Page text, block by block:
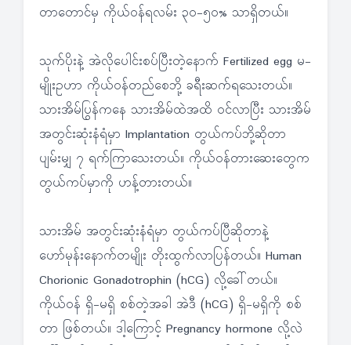
တာတောင်မှ ကိုယ်ဝန်ရလမ်း ၃ဝ-၅ဝ% သာရှိတယ်။
သုက်ပိုးနဲ့ အဲလိုပေါင်းစပ်ပြီးတဲ့နောက် Fertilized egg မ-
မျိုးဥဟာ ကိုယ်ဝန်တည်စေဘို့ ခရီးဆက်ရသေးတယ်။
သားအိမ်ပြွန်ကနေ သားအိမ်ထဲအထိ ဝင်လာပြီး သားအိမ်
အတွင်းဆုံးနံရံမှာ Implantation တွယ်ကပ်ဘို့ဆိုတာ
ပျမ်းမျှ ၇ ရက်ကြာသေးတယ်။ ကိုယ်ဝန်တားဆေးတွေက
တွယ်ကပ်မှာကို ဟန့်တားတယ်။
သားအိမ် အတွင်းဆုံးနံရံမှာ တွယ်ကပ်ပြီဆိုတာနဲ့
ဟော်မုန်းနောက်တမျိုး တိုးထွက်လာပြန်တယ်။ Human
Chorionic Gonadotrophin (hCG) လို့ခေါ်တယ်။
ကိုယ်ဝန် ရှိ-မရှိ စစ်တဲ့အခါ အဲဒီ (hCG) ရှိ-မရှိကို စစ်
တာ ဖြစ်တယ်။ ဒါ့ကြောင့် Pregnancy hormone လို့လဲ